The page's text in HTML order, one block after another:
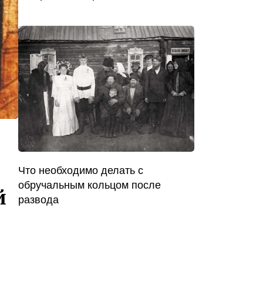
Что необходимо делать с
обручальным кольцом после
развода